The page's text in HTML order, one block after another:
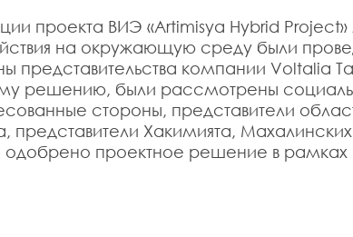
проекта ВИЭ «Artimisya Hybrid
на окружающую среду были
компании Voltalia
решению, были рассмотрены
стороны, представители
Хакимията,
проектное решение в рамках